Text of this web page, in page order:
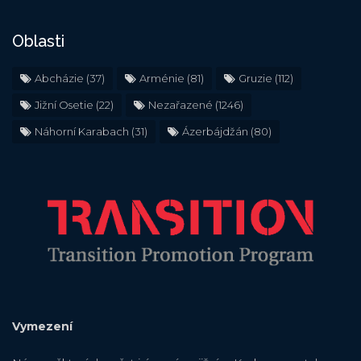
Oblasti
Abcházie (37) Arménie (81) Gruzie (112)
Jižní Osetie (22) Nezařazené (1246)
Náhorní Karabach (31) Ázerbájdžán (80)
Vymezení